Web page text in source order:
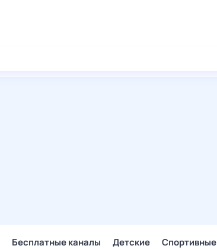
Бесплатные каналы Детские Спортивные